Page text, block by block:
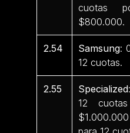
cuotas
$800.000.
2.54 Samsung:
12 cuotas.
2.55 Specialized
12